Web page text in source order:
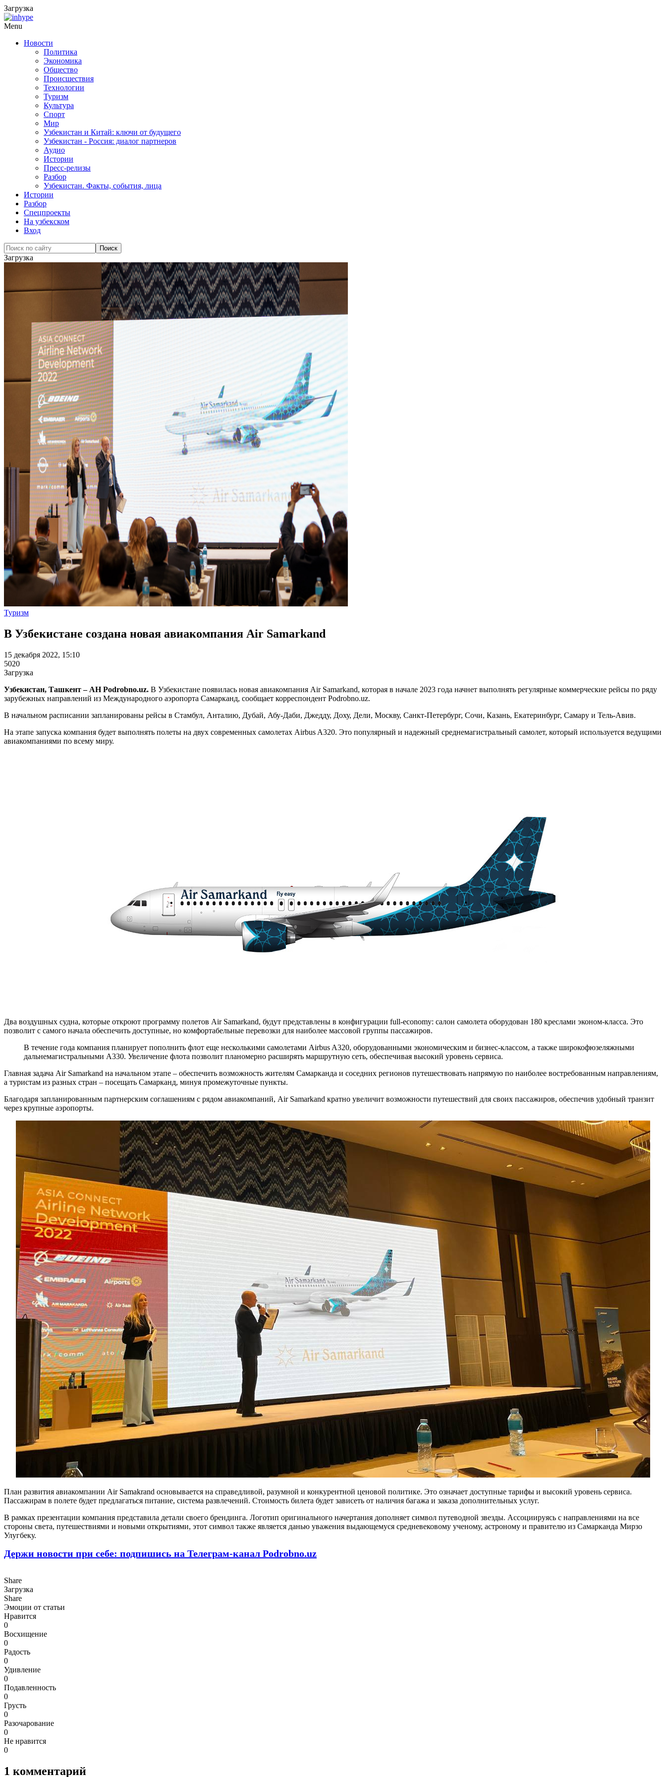
Загрузка
Menu
Новости
Политика
Экономика
Общество
Происшествия
Технологии
Туризм
Культура
Спорт
Мир
Узбекистан и Китай: ключи от будущего
Узбекистан - Россия: диалог партнеров
Аудио
Истории
Пресс-релизы
Разбор
Узбекистан. Факты, события, лица
Истории
Разбор
Спецпроекты
На узбекском
Вход
Загрузка
Туризм
В Узбекистане создана новая авиакомпания Air Samarkand
15 декабря 2022, 15:10
5020
Загрузка
Узбекистан, Ташкент – АН Podrobno.uz. В Узбекистане появилась новая авиакомпания Air Samarkand, которая в начале 2023 года начнет выполнять регулярные коммерческие рейсы по ряду
зарубежных направлений из Международного аэропорта Самарканд, сообщает корреспондент Podrobno.uz.
В начальном расписании запланированы рейсы в Стамбул, Анталию, Дубай, Абу-Даби, Джедду, Доху, Дели, Москву, Санкт-Петербург, Сочи, Казань, Екатеринбург, Самару и Тель-Авив.
На этапе запуска компания будет выполнять полеты на двух современных самолетах Airbus A320. Это популярный и надежный среднемагистральный самолет, который используется ведущими
авиакомпаниями по всему миру.
Два воздушных судна, которые откроют программу полетов Air Samarkand, будут представлены в конфигурации full-economy: салон самолета оборудован 180 креслами эконом-класса. Это
позволит с самого начала обеспечить доступные, но комфортабельные перевозки для наиболее массовой группы пассажиров.
В течение года компания планирует пополнить флот еще несколькими самолетами Airbus A320, оборудованными экономическим и бизнес-классом, а также широкофюзеляжными
дальнемагистральными A330. Увеличение флота позволит планомерно расширять маршрутную сеть, обеспечивая высокий уровень сервиса.
Главная задача Air Samarkand на начальном этапе – обеспечить возможность жителям Самарканда и соседних регионов путешествовать напрямую по наиболее востребованным направлениям,
а туристам из разных стран – посещать Самарканд, минуя промежуточные пункты.
Благодаря запланированным партнерским соглашениям с рядом авиакомпаний, Air Samarkand кратно увеличит возможности путешествий для своих пассажиров, обеспечив удобный транзит
через крупные аэропорты.
План развития авиакомпании Air Samakrand основывается на справедливой, разумной и конкурентной ценовой политике. Это означает доступные тарифы и высокий уровень сервиса.
Пассажирам в полете будет предлагаться питание, система развлечений. Стоимость билета будет зависеть от наличия багажа и заказа дополнительных услуг.
В рамках презентации компания представила детали своего брендинга. Логотип оригинального начертания дополняет символ путеводной звезды. Ассоциируясь с направлениями на все
стороны света, путешествиями и новыми открытиями, этот символ также является данью уважения выдающемуся средневековому ученому, астроному и правителю из Самарканда Мирзо
Улугбеку.
Держи новости при себе: подпишись на Телеграм-канал Podrobno.uz
Share
Загрузка
Share
Эмоции от статьи
Нравится
0
Восхищение
0
Радость
0
Удивление
0
Подавленность
0
Грусть
0
Разочарование
0
Не нравится
0
1 комментарий